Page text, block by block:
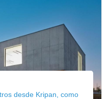
desde Kripan, como